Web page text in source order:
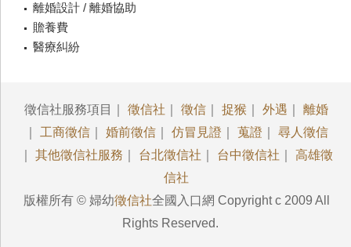
離婚設計 / 離婚協助
贍養費
醫療糾紛
徵信社服務項目｜ 徵信社 徵信 捉猴 外遇
離婚
工商徵信 婚前徵信 仿冒見證 蒐證
尋人徵信
其他徵信社服務 台北徵信社 台中徵信社
高雄徵
信社
版權所有 © 婦幼徵信社全國入口網 Copyright c 2009 All
Rights Reserved.